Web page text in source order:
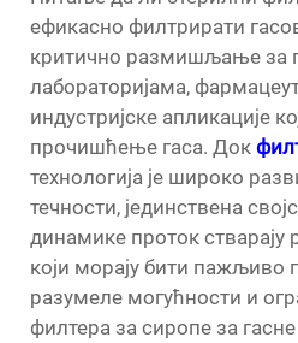
ефикасно филтрирати
критично размишљање за
лабораторијама,
индустријске апликације
прочишћење гаса. Док
технологија је широко
течности, јединствена
динамике проток стварају
који морају бити пажљиво
разумеле могућности и
филтера за сиропе за